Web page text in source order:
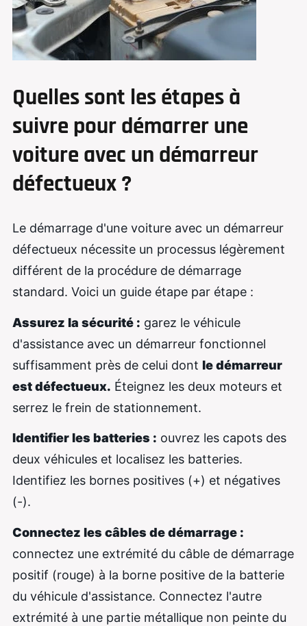
Quelles sont les étapes à
suivre pour démarrer une
voiture avec un démarreur
défectueux ?
Le démarrage d'une voiture avec un démarreur
défectueux nécessite un processus légèrement
différent de la procédure de démarrage
standard. Voici un guide étape par étape :
Assurez la sécurité : garez le véhicule
d'assistance avec un démarreur fonctionnel
suffisamment près de celui dont le démarreur
est défectueux. Éteignez les deux moteurs et
serrez le frein de stationnement.
Identifier les batteries : ouvrez les capots des
deux véhicules et localisez les batteries.
Identifiez les bornes positives (+) et négatives
(-).
Connectez les câbles de démarrage :
connectez une extrémité du câble de démarrage
positif (rouge) à la borne positive de la batterie
du véhicule d'assistance. Connectez l'autre
extrémité à une partie métallique non peinte du